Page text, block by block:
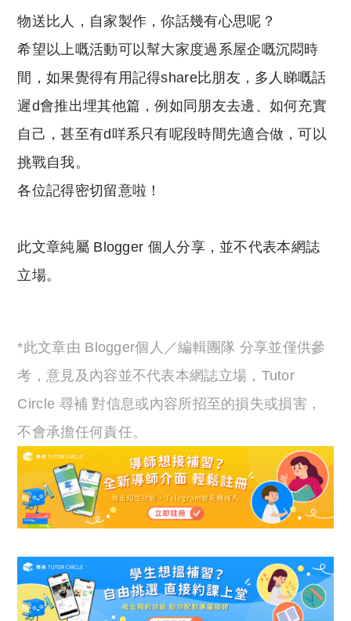
物送比人，自家製作，你話幾有心思呢？
希望以上嘅活動可以幫大家度過系屋企嘅沉悶時
間，如果覺得有用記得share比朋友，多人睇嘅話
遲d會推出埋其他篇，例如同朋友去邊、如何充實
自己，甚至有d咩系只有呢段時間先適合做，可以
挑戰自我。
各位記得密切留意啦！
此文章純屬 Blogger 個人分享，並不代表本網誌
立場。
*此文章由 Blogger個人／編輯團隊 分享並僅供參
考，意見及內容並不代表本網誌立場，Tutor
Circle 尋補 對信息或內容所招至的損失或損害，
不會承擔任何責任。